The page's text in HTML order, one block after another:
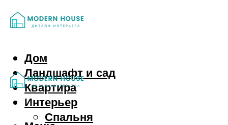
Дом
Ландшафт и сад
Квартира
Интерьер
Спальня